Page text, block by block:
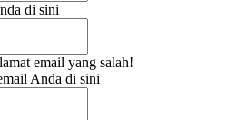
di sini
email yang salah!
Anda di sini